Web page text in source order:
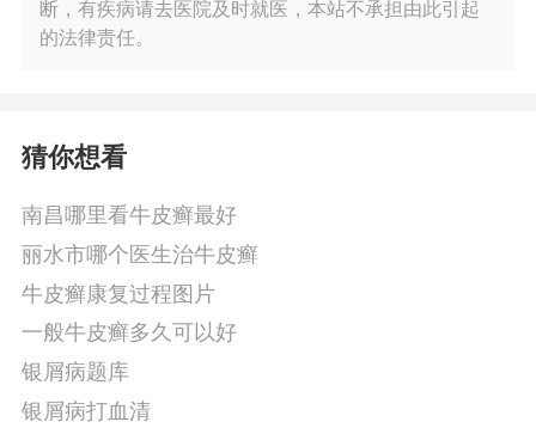
断，有疾病请去医院及时就医，本站不承担由此引起
的法律责任。
猜你想看
南昌哪里看牛皮癣最好
丽水市哪个医生治牛皮癣
牛皮癣康复过程图片
一般牛皮癣多久可以好
银屑病题库
银屑病打血清